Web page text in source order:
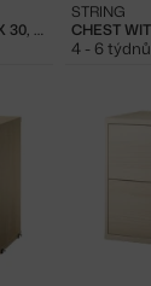
CHEST WITH DRAWERS 78 X 30, OAK
STRING
4 - 6 týdnů